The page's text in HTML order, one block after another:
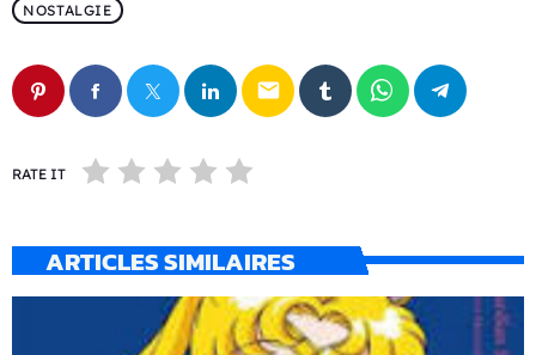
NOSTALGIE
email
RATE IT
ARTICLES SIMILAIRES